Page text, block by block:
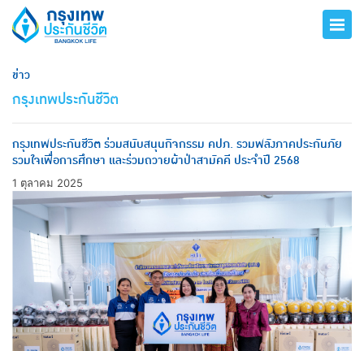
ข่าว
กรุงเทพประกันชีวิต
กรุงเทพประกันชีวิต ร่วมสนับสนุนกิจกรรม คปภ. รวมพลังภาคประกันภัย
รวมใจเพื่อการศึกษา และร่วมถวายผ้าป่าสามัคคี ประจำปี 2568
1 ตุลาคม 2025